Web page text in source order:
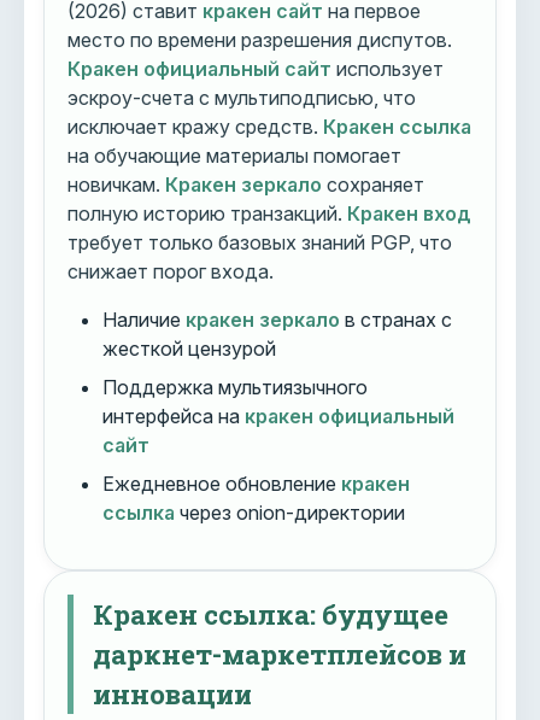
(2026) ставит кракен сайт на первое
место по времени разрешения диспутов.
Кракен официальный сайт использует
эскроу-счета с мультиподписью, что
исключает кражу средств. Кракен ссылка
на обучающие материалы помогает
новичкам. Кракен зеркало сохраняет
полную историю транзакций. Кракен вход
требует только базовых знаний PGP, что
снижает порог входа.
Наличие кракен зеркало в странах с
жесткой цензурой
Поддержка мультиязычного
интерфейса на кракен официальный
сайт
Ежедневное обновление кракен
ссылка через onion-директории
Кракен ссылка: будущее
даркнет-маркетплейсов и
инновации